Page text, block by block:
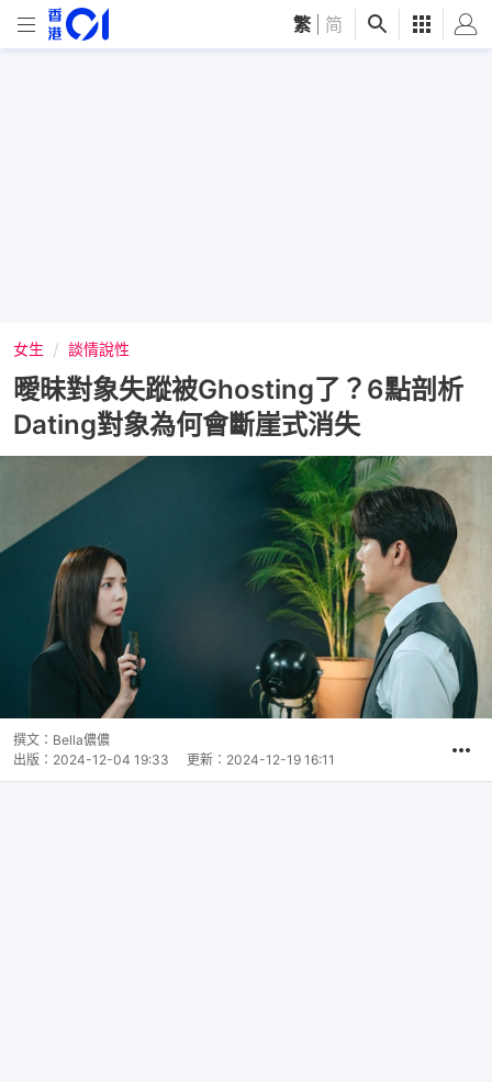
繁 简
女生 談情說性
曖昧對象失蹤被Ghosting了？6點剖析
Dating對象為何會斷崖式消失
撰文： Bella儂儂
出版： 2024-12-04 19:33 更新： 2024-12-19 16:11